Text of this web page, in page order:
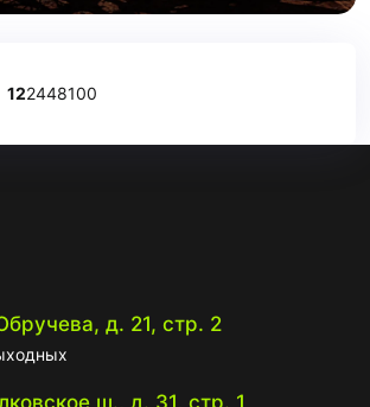
122448100
д. 21, стр. 2
ш., д. 31, стр. 1